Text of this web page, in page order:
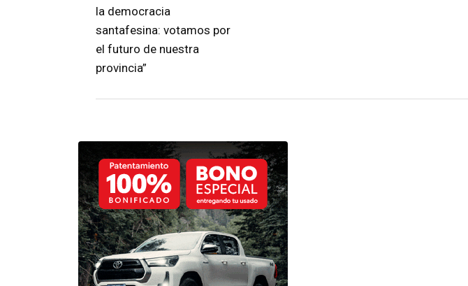
la democracia
santafesina: votamos por
el futuro de nuestra
provincia”